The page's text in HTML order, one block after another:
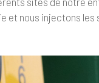
et nous injectons les